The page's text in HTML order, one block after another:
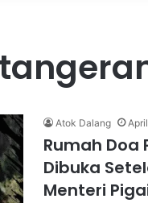
Atok Dalang
Rumah Doa
Dibuka
Menteri